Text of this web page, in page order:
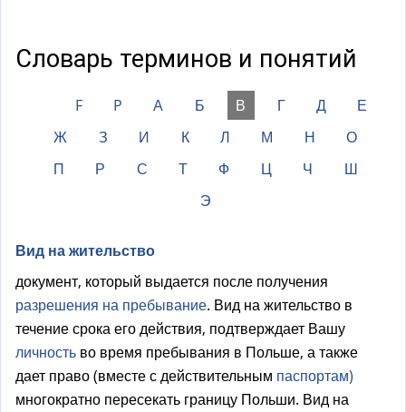
Словарь терминов и понятий
F P А Б В Г Д
Е
Ж
З И К Л М Н
О
П
Р С Т Ф Ц Ч
Ш
Э
Вид на жительство
документ, который выдается после получения
разрешения на пребывание. Вид на жительство в
течение срока его действия, подтверждает Вашу
личность во время пребывания в Польше, а также
дает право (вместе с действительным паспортам)
многократно пересекать границу Польши. Вид на